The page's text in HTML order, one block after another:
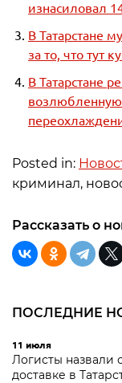
изнасиловал
В Татарстане
за то, что тут
В Татарстане
Posted in:
криминал,
Рассказать о
ПОСЛЕДНИЕ
11 июля
Логисты назвали
доставке в